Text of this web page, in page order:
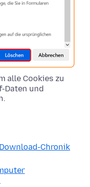
alle Cookies zu
Daten und
Chronik